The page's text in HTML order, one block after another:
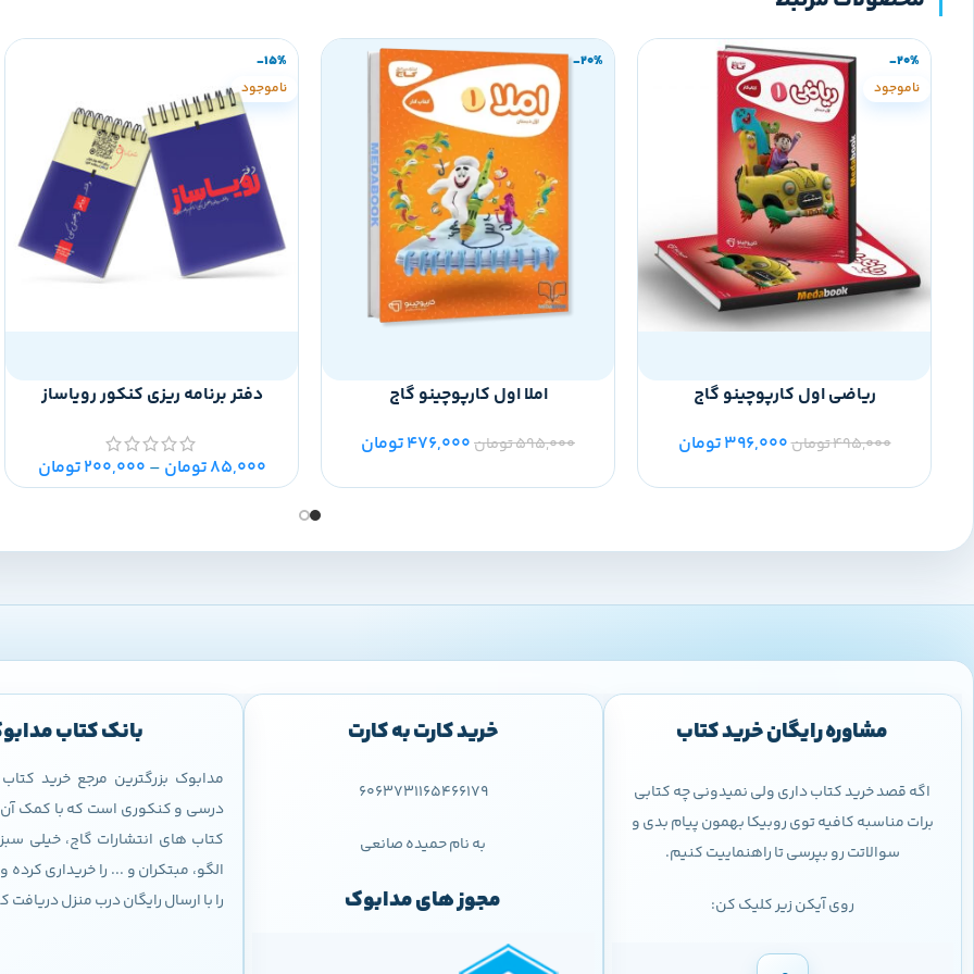
-20%
ناموجود
ریاضی اول کارپوچینو گاج
495,000تومان396,000تومان
-20%
املا اول کارپوچینو گاج
595,000تومان476,000تومان
-15%
ناموجود
دفتر برنامه ریزی کنکور رویاساز
85,000تومان –
200,000تومان
مشاوره رایگان خرید کتاب
اگه قصد خرید کتاب داری ولی نمیدونی چه کتابی
برات مناسبه کافیه توی روبیکا بهمون پیام بدی و
سوالاتت رو بپرسی تا راهنماییت کنیم.
روی آیکن زیر کلیک کن:
خرید کارت به کارت
6063731165466179
به نام حمیده صانعی
مجوز های مدابوک
بانک کتاب
مدابوک بزرگترین مرجع خرید
درسی و کنکوری است که با کمک آن
کتاب های انتشارات گاج، خیلی
الگو، مبتکران و ... را خریداری
را با ارسال رایگان درب منزل دریافت